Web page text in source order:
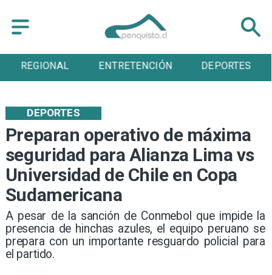
REGIONAL ENTRETENCIÓN DEPORTES
Preparan operativo de máxima
seguridad para Alianza Lima vs
Universidad de Chile en Copa
Sudamericana
A pesar de la sanción de Conmebol que impide la
presencia de hinchas azules, el equipo peruano se
prepara con un importante resguardo policial para
el partido.
DEPORTES